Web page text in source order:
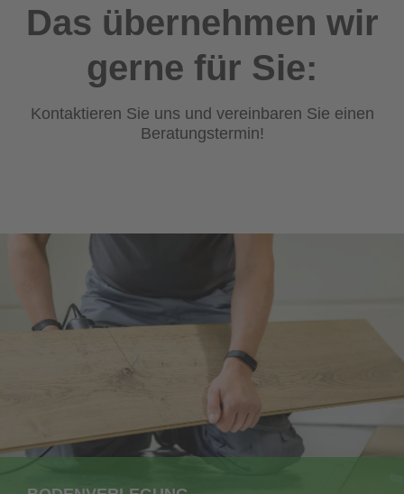
Das übernehmen wir
gerne für Sie:
Kontaktieren Sie uns und vereinbaren Sie einen
Beratungstermin!